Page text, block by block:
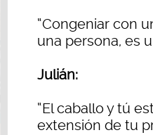
“Congeniar con
una persona, es
Julián:
“El caballo y tú
extensión de tu